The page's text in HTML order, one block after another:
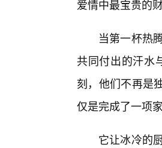
爱情中最宝贵的财
当第一杯热
共同付出的汗水
刻，他们不再是
仅是完成了一项
它让冰冷的